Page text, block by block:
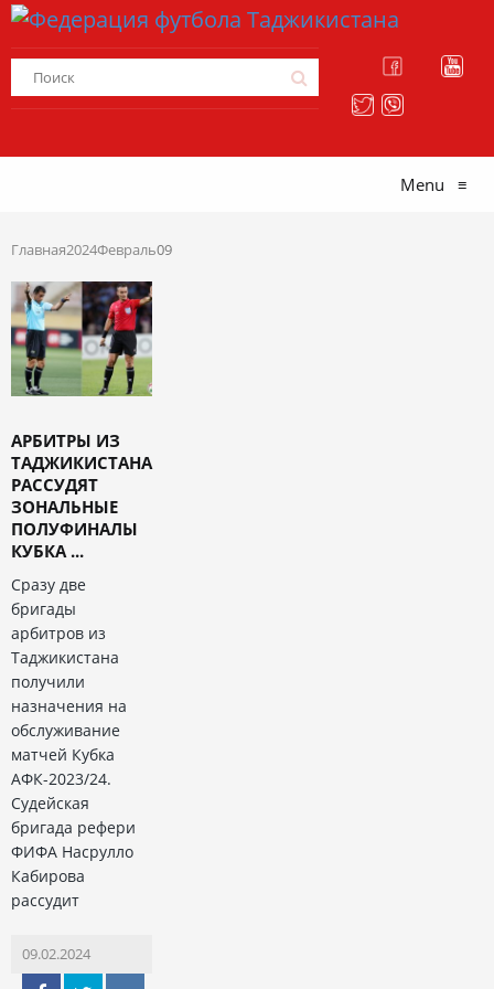
Menu ≡
Главная2024Февраль09
АРБИТРЫ ИЗ
ТАДЖИКИСТАНА
РАССУДЯТ
ЗОНАЛЬНЫЕ
ПОЛУФИНАЛЫ
КУБКА ...
Сразу две
бригады
арбитров из
Таджикистана
получили
назначения на
обслуживание
матчей Кубка
АФК-2023/24.
Судейская
бригада рефери
ФИФА Насрулло
Кабирова
рассудит
09.02.2024